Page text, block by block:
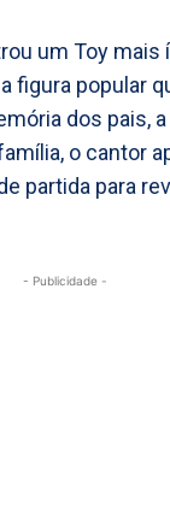
um Toy mais
figura popular
dos pais, a
o cantor
partida para
- Publicidade -